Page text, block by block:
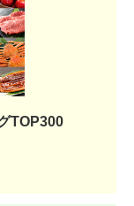
TOP300